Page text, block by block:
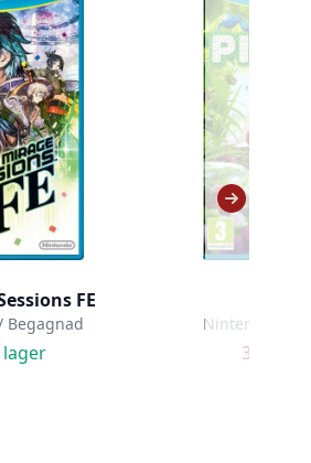
FE
Begagnad Nintendo
399 kr –